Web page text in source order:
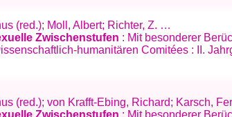
(red.); Moll, Albert; Richter, Z. …
Zwischenstufen : Mit besonderer
humanitären Comitées : II.
(red.); von Krafft-Ebing, Richard; Karsch,
Zwischenstufen : Mit besonderer